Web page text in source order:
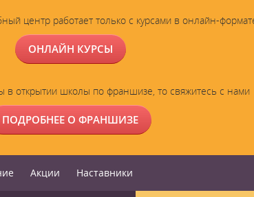
центр работает только с курсами в онлайн-
ОНЛАЙН КУРСЫ
в открытии школы по франшизе, то свяжитесь с нами
ПОДРОБНЕЕ О ФРАНШИЗЕ
Акции Наставники